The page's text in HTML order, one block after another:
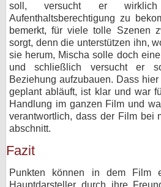
soll, versucht er
Aufenthaltsberechtigung zu
bemerkt, für viele tolle Szenen
sorgt, denn die unterstützen ihn,
sie herum, Mischa solle doch
und schließlich versucht er
Beziehung aufzubauen. Dass
geplant abläuft, ist klar und war
Handlung im ganzen Film und
verantwortlich, dass der Film bei
abschnitt.
Fazit
Punkten können in dem Film
Hauptdarsteller durch ihre